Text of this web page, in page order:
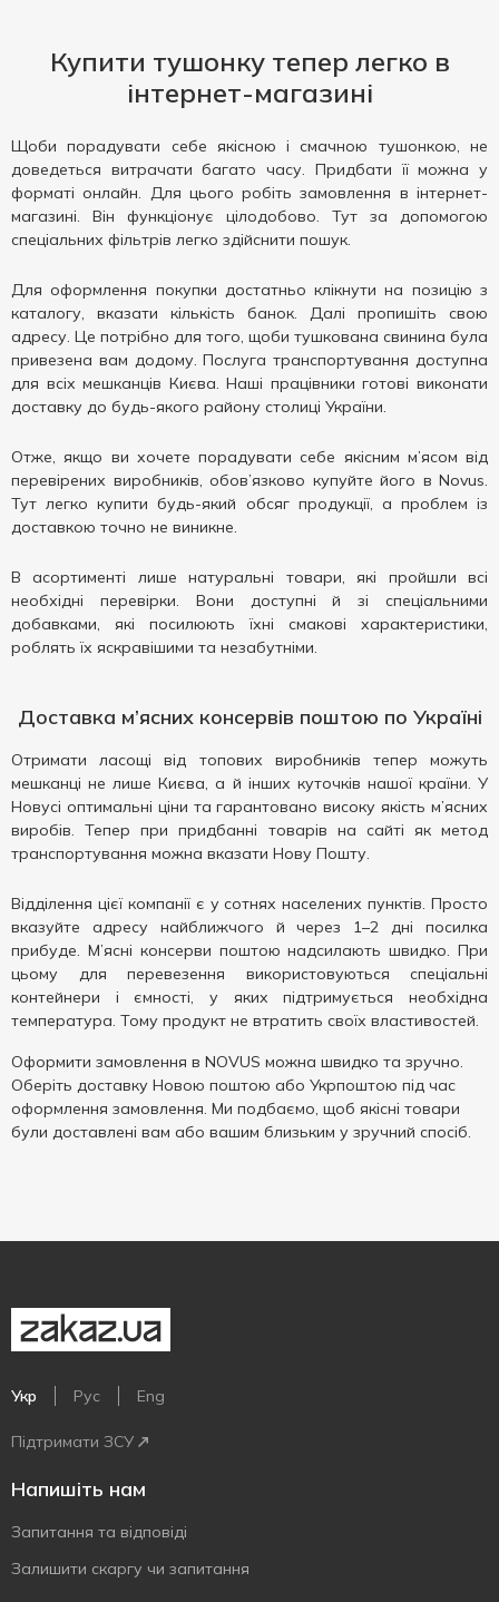
Купити тушонку тепер легко в
інтернет-магазині
Щоби порадувати себе якісною і смачною тушонкою, не
доведеться витрачати багато часу. Придбати її можна у
форматі онлайн. Для цього робіть замовлення в інтернет-
магазині. Він функціонує цілодобово. Тут за допомогою
спеціальних фільтрів легко здійснити пошук.
Для оформлення покупки достатньо клікнути на позицію з
каталогу, вказати кількість банок. Далі пропишіть свою
адресу. Це потрібно для того, щоби тушкована свинина була
привезена вам додому. Послуга транспортування доступна
для всіх мешканців Києва. Наші працівники готові виконати
доставку до будь-якого району столиці України.
Отже, якщо ви хочете порадувати себе якісним м’ясом від
перевірених виробників, обов’язково купуйте його в Novus.
Тут легко купити будь-який обсяг продукції, а проблем із
доставкою точно не виникне.
В асортименті лише натуральні товари, які пройшли всі
необхідні перевірки. Вони доступні й зі спеціальними
добавками, які посилюють їхні смакові характеристики,
роблять їх яскравішими та незабутніми.
Доставка м’ясних консервів поштою по Україні
Отримати ласощі від топових виробників тепер можуть
мешканці не лише Києва, а й інших куточків нашої країни. У
Новусі оптимальні ціни та гарантовано високу якість м’ясних
виробів. Тепер при придбанні товарів на сайті як метод
транспортування можна вказати Нову Пошту.
Відділення цієї компанії є у ​​сотнях населених пунктів. Просто
вказуйте адресу найближчого й через 1–2 дні посилка
прибуде. М’ясні консерви поштою надсилають швидко. При
цьому для перевезення використовуються спеціальні
контейнери і ємності, у яких підтримується необхідна
температура. Тому продукт не втратить своїх властивостей.
Оформити замовлення в NOVUS можна швидко та зручно.
Оберіть доставку Новою поштою або Укрпоштою під час
оформлення замовлення. Ми подбаємо, щоб якісні товари
були доставлені вам або вашим близьким у зручний спосіб.
Укр Рус Eng
Підтримати ЗСУ
Напишіть нам
Запитання та відповіді
Залишити скаргу чи запитання